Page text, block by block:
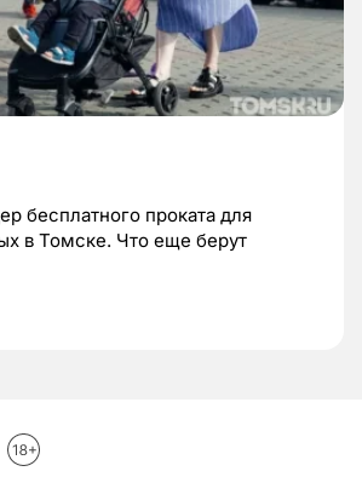
бесплатного проката для
в Томске. Что еще берут